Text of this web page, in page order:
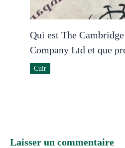
Qui est The
Company Ltd et que
Cuir
Laisser un commentaire